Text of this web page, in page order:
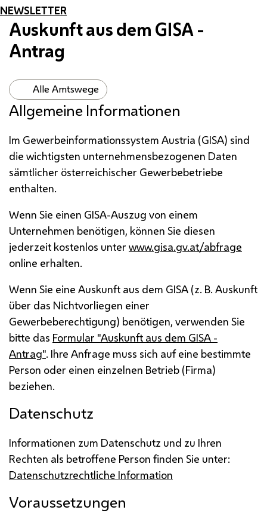
NEWSLETTER
Auskunft aus dem GISA-
Antrag
Alle Amtswege
Allgemeine Informationen
Im Gewerbeinformationssystem Austria (GISA) sind
die wichtigsten unternehmensbezogenen Daten
sämtlicher österreichischer Gewerbebetriebe
enthalten.
Wenn Sie einen GISA-Auszug von einem
Unternehmen benötigen, können Sie diesen
jederzeit kostenlos unter www.gisa.gv.at/abfrage
online erhalten.
Wenn Sie eine Auskunft aus dem GISA (z. B. Auskunft
über das Nichtvorliegen einer
Gewerbeberechtigung) benötigen, verwenden Sie
bitte das Formular "Auskunft aus dem GISA -
Antrag". Ihre Anfrage muss sich auf eine bestimmte
Person oder einen einzelnen Betrieb (Firma)
beziehen.
Datenschutz
Informationen zum Datenschutz und zu Ihren
Rechten als betroffene Person finden Sie unter:
Datenschutzrechtliche Information
Voraussetzungen